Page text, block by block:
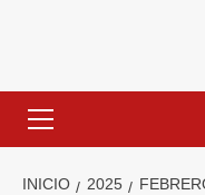
INICIO 2025